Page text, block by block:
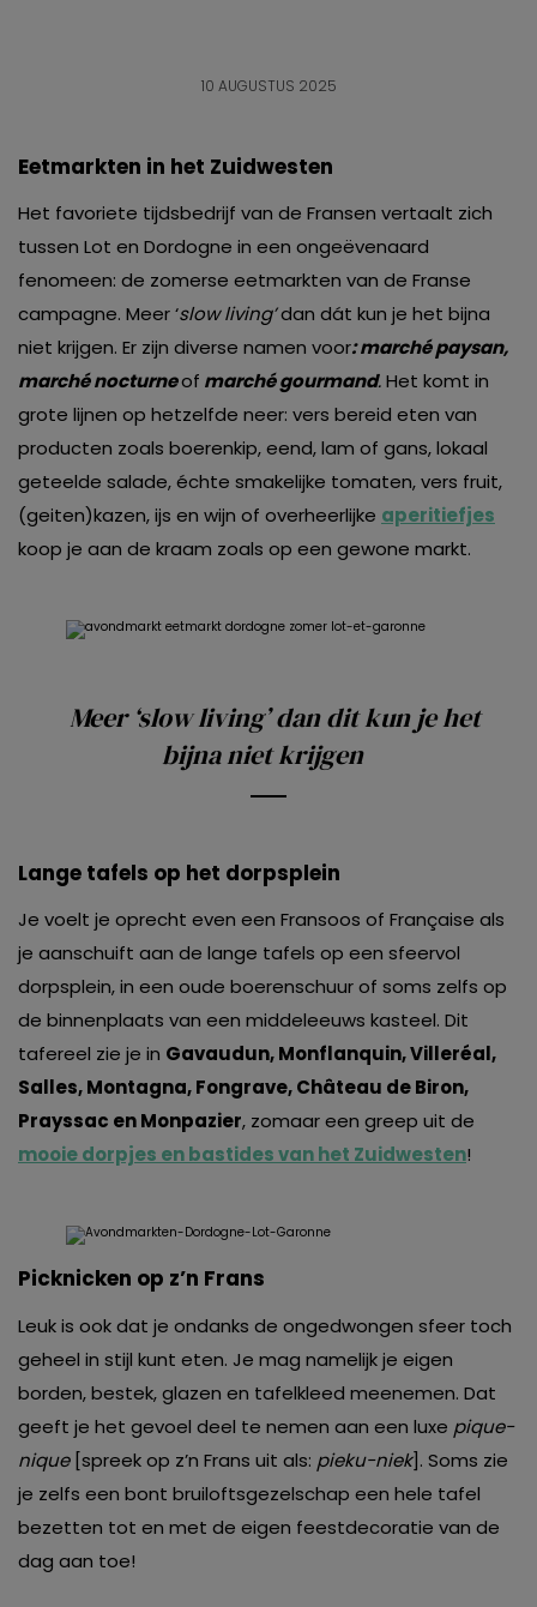
10 AUGUSTUS 2025
Eetmarkten in het Zuidwesten
Het favoriete tijdsbedrijf van de Fransen vertaalt zich
tussen Lot en Dordogne in een ongeëvenaard
fenomeen: de zomerse eetmarkten van de Franse
campagne. Meer ‘slow living’dan dát kun je het bijna
niet krijgen. Er zijn diverse namen voor: marché paysan,
marché nocturneof marché gourmand.Het komt in
grote lijnen op hetzelfde neer: vers bereid eten van
producten zoals boerenkip, eend, lam of gans, lokaal
geteelde salade, échte smakelijke tomaten, vers fruit,
(geiten)kazen, ijs en wijn of overheerlijke aperitiefjes
koop je aan de kraam zoals op een gewone markt.
Meer ‘slow living’dan dit kun je het
bijna niet krijgen
Lange tafels op het dorpsplein
Je voelt je oprecht even een Fransoos of Française als
je aanschuift aan de lange tafels op een sfeervol
dorpsplein, in een oude boerenschuur of soms zelfs op
de binnenplaats van een middeleeuws kasteel. Dit
tafereel zie je in Gavaudun, Monflanquin, Villeréal,
Salles, Montagna, Fongrave, Château de Biron,
Prayssac en Monpazier, zomaar een greep uit de
mooie dorpjes en bastides van het Zuidwesten!
Picknicken op z’n Frans
Leuk is ook dat je ondanks de ongedwongen sfeer toch
geheel in stijl kunt eten. Je mag namelijk je eigen
borden, bestek, glazen en tafelkleed meenemen. Dat
geeft je het gevoel deel te nemen aan een luxe pique-
nique[spreek op z’n Frans uit als: pieku-niek]. Soms zie
je zelfs een bont bruiloftsgezelschap een hele tafel
bezetten tot en met de eigen feestdecoratie van de
dag aan toe!